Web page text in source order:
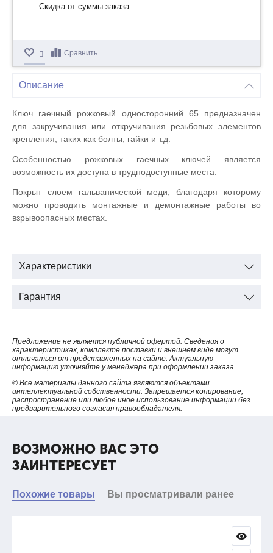
Скидка от суммы заказа
Сравнить
Описание
Ключ гаечный рожковый односторонний 65 предназначен
для закручивания или откручивания резьбовых элементов
крепления, таких как болты, гайки и т.д.
Особенностью рожковых гаечных ключей является
возможность их доступа в труднодоступные места.
Покрыт слоем гальванической меди, благодаря которому
можно проводить монтажные и демонтажные работы во
взрывоопасных местах.
Характеристики
Гарантия
Предложение не является публичной офертой. Сведения о
характеристиках, комплекте поставки и внешнем виде могут
отличаться от представленных на сайте. Актуальную
информацию уточняйте у менеджера при оформлении заказа.
© Все материалы данного сайта являются объектами
интеллектуальной собственности. Запрещается копирование,
распространение или любое иное использование информации без
предварительного согласия правообладателя.
ВОЗМОЖНО ВАС ЭТО
ЗАИНТЕРЕСУЕТ
Похожие товары Вы просматривали ранее